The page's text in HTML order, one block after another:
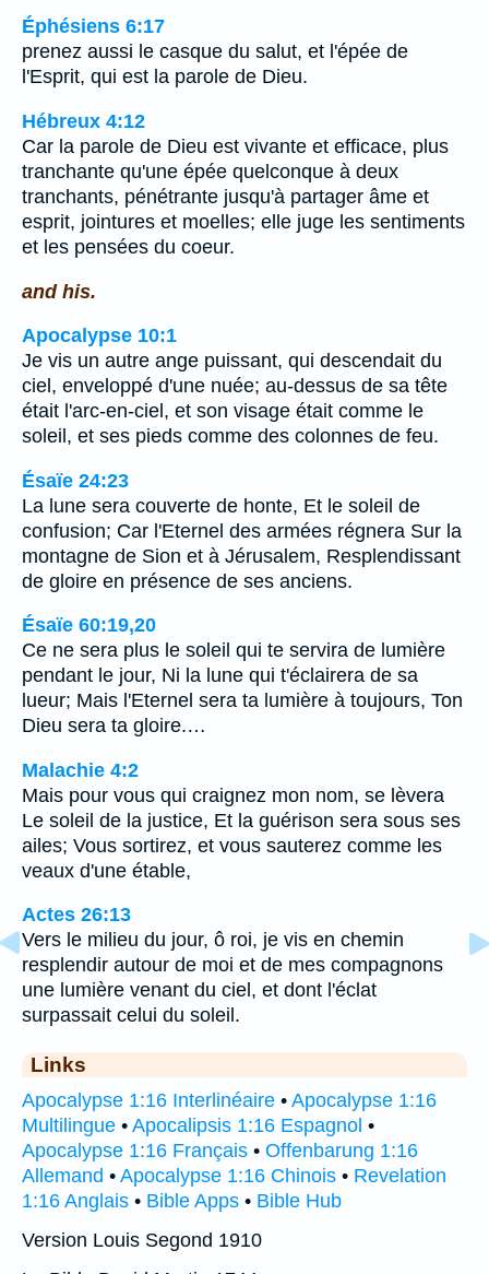
Éphésiens 6:17
prenez aussi le casque du salut, et l'épée de
l'Esprit, qui est la parole de Dieu.
Hébreux 4:12
Car la parole de Dieu est vivante et efficace, plus
tranchante qu'une épée quelconque à deux
tranchants, pénétrante jusqu'à partager âme et
esprit, jointures et moelles; elle juge les sentiments
et les pensées du coeur.
and his.
Apocalypse 10:1
Je vis un autre ange puissant, qui descendait du
ciel, enveloppé d'une nuée; au-dessus de sa tête
était l'arc-en-ciel, et son visage était comme le
soleil, et ses pieds comme des colonnes de feu.
Ésaïe 24:23
La lune sera couverte de honte, Et le soleil de
confusion; Car l'Eternel des armées régnera Sur la
montagne de Sion et à Jérusalem, Resplendissant
de gloire en présence de ses anciens.
Ésaïe 60:19,20
Ce ne sera plus le soleil qui te servira de lumière
pendant le jour, Ni la lune qui t'éclairera de sa
lueur; Mais l'Eternel sera ta lumière à toujours, Ton
Dieu sera ta gloire.…
Malachie 4:2
Mais pour vous qui craignez mon nom, se lèvera
Le soleil de la justice, Et la guérison sera sous ses
ailes; Vous sortirez, et vous sauterez comme les
veaux d'une étable,
Actes 26:13
Vers le milieu du jour, ô roi, je vis en chemin
resplendir autour de moi et de mes compagnons
une lumière venant du ciel, et dont l'éclat
surpassait celui du soleil.
Links
Apocalypse 1:16 Interlinéaire • Apocalypse 1:16
Multilingue • Apocalipsis 1:16 Espagnol •
Apocalypse 1:16 Français • Offenbarung 1:16
Allemand • Apocalypse 1:16 Chinois • Revelation
1:16 Anglais • Bible Apps • Bible Hub
Version Louis Segond 1910